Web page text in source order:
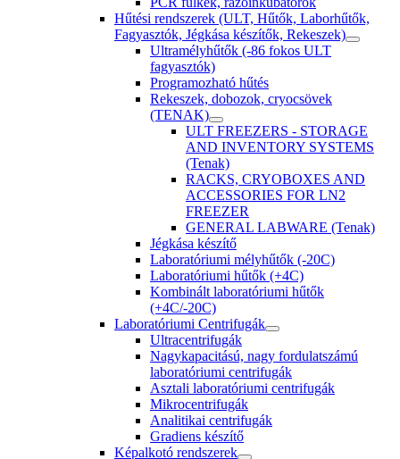
Hűtési rendszerek (ULT, Hűtők, Laborhűtők,
Fagyasztók, Jégkása készítők, Rekeszek)
Ultramélyhűtők (-86 fokos ULT
fagyasztók)
Programozható hűtés
Rekeszek, dobozok, cryocsövek
(TENAK)
ULT FREEZERS - STORAGE
AND INVENTORY SYSTEMS
(Tenak)
RACKS, CRYOBOXES AND
ACCESSORIES FOR LN2
FREEZER
GENERAL LABWARE (Tenak)
Jégkása készítő
Laboratóriumi mélyhűtők (-20C)
Laboratóriumi hűtők (+4C)
Kombinált laboratóriumi hűtők
(+4C/-20C)
Laboratóriumi Centrifugák
Ultracentrifugák
Nagykapacitású, nagy fordulatszámú
laboratóriumi centrifugák
Asztali laboratóriumi centrifugák
Mikrocentrifugák
Analitikai centrifugák
Gradiens készítő
Képalkotó rendszerek